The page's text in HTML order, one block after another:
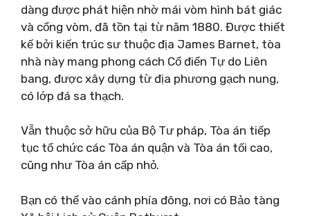
dàng được phát hiện nhờ mái vòm hình bát giác
và cổng vòm, đã tồn tại từ năm 1880. Được thiết
kế bởi kiến ​​trúc sư thuộc địa James Barnet, tòa
nhà này mang phong cách Cổ điển Tự do Liên
bang, được xây dựng từ địa phương gạch nung,
có lớp đá sa thạch.
Vẫn thuộc sở hữu của Bộ Tư pháp, Tòa án tiếp
tục tổ chức các Tòa án quận và Tòa án tối cao,
cũng như Tòa án cấp nhỏ.
Bạn có thể vào cánh phía đông, nơi có Bảo tàng